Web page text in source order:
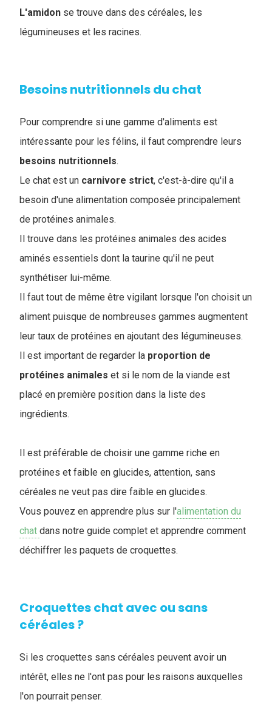
L'amidon se trouve dans des céréales, les
légumineuses et les racines.
Besoins nutritionnels du chat
Pour comprendre si une gamme d'aliments est
intéressante pour les félins, il faut comprendre leurs
besoins nutritionnels.
Le chat est un carnivore strict, c'est-à-dire qu'il a
besoin d'une alimentation composée principalement
de protéines animales.
Il trouve dans les protéines animales des acides
aminés essentiels dont la taurine qu'il ne peut
synthétiser lui-même.
Il faut tout de même être vigilant lorsque l'on choisit un
aliment puisque de nombreuses gammes augmentent
leur taux de protéines en ajoutant des légumineuses.
Il est important de regarder la proportion de
protéines animales et si le nom de la viande est
placé en première position dans la liste des
ingrédients.
Il est préférable de choisir une gamme riche en
protéines et faible en glucides, attention, sans
céréales ne veut pas dire faible en glucides.
Vous pouvez en apprendre plus sur l'alimentation du
chat dans notre guide complet et apprendre comment
déchiffrer les paquets de croquettes.
Croquettes chat avec ou sans
céréales ?
Si les croquettes sans céréales peuvent avoir un
intérêt, elles ne l'ont pas pour les raisons auxquelles
l'on pourrait penser.